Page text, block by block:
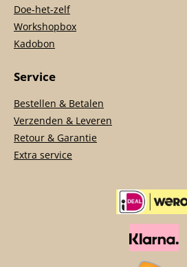
Doe-het-zelf
Workshopbox
Kadobon
Service
Bestellen & Betalen
Verzenden & Leveren
Retour & Garantie
Extra service